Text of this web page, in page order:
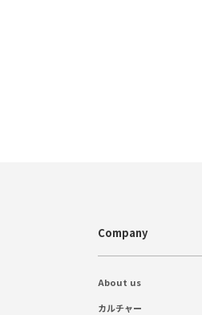
Company
About us
カルチャー